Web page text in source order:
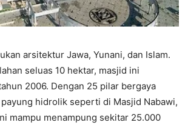
arsitektur Jawa, Yunani, dan Islam.
seluas 10 hektar, masjid ini
2006. Dengan 25 pilar bergaya
hidrolik seperti di Masjid Nabawi,
mampu menampung sekitar 25.000